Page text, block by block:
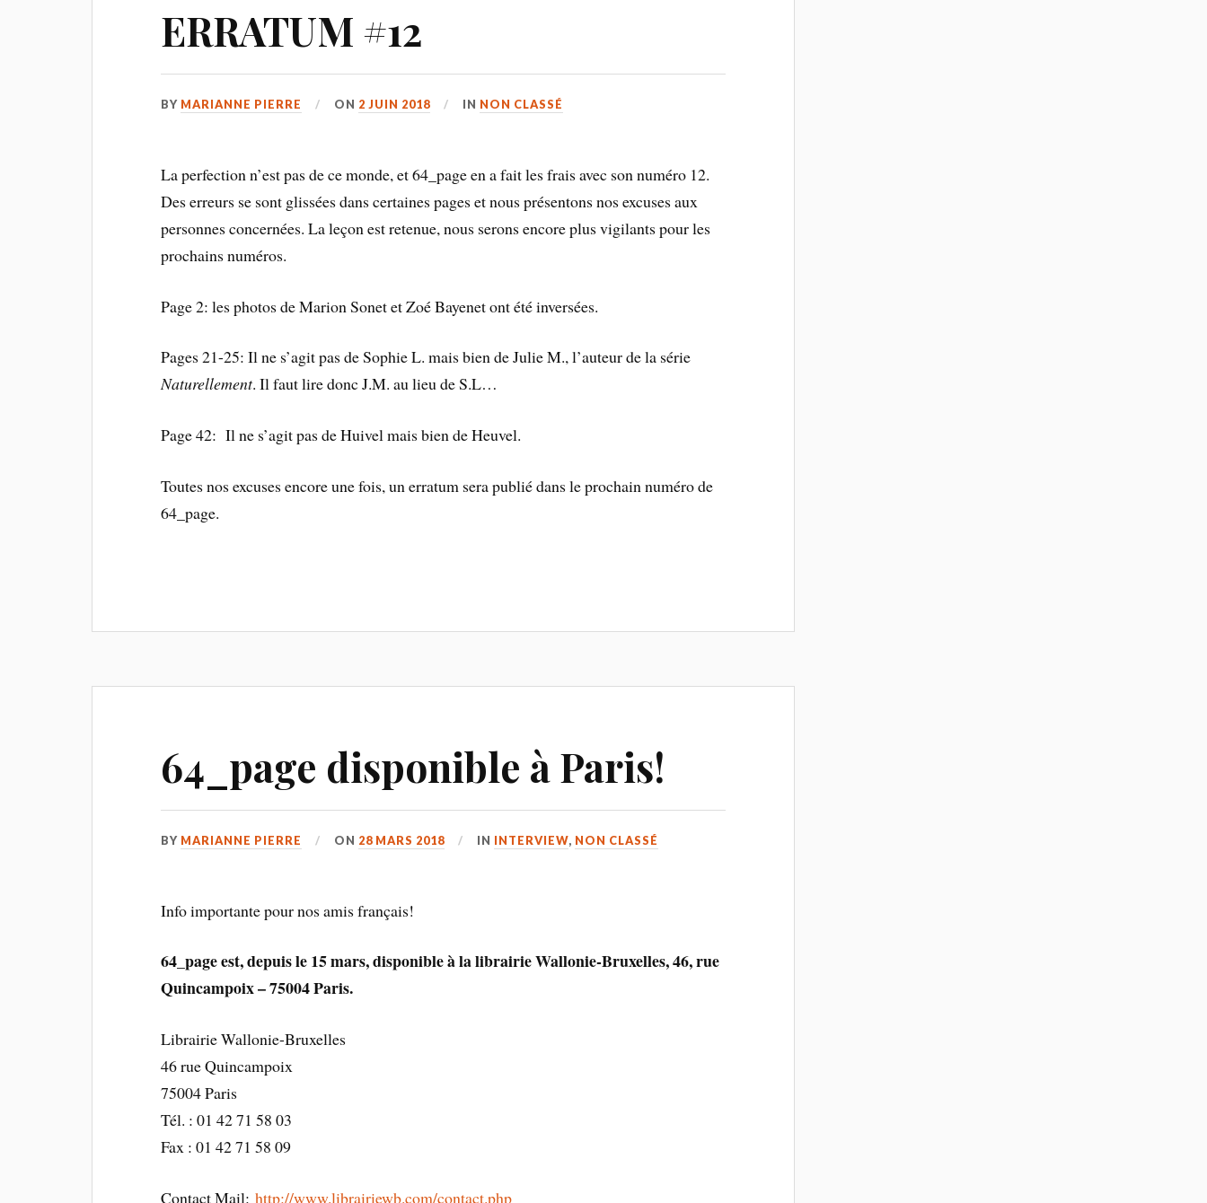
ERRATUM #12
BY MARIANNE PIERRE ON 2 JUIN 2018 IN NON CLASSÉ
La perfection n’est pas de ce monde, et 64_page en a fait les frais avec son numéro 12.
Des erreurs se sont glissées dans certaines pages et nous présentons nos excuses aux
personnes concernées. La leçon est retenue, nous serons encore plus vigilants pour les
prochains numéros.
Page 2: les photos de Marion Sonet et Zoé Bayenet ont été inversées.
Pages 21-25: Il ne s’agit pas de Sophie L. mais bien de Julie M., l’auteur de la série
Naturellement. Il faut lire donc J.M. au lieu de S.L…
Page 42: Il ne s’agit pas de Huivel mais bien de Heuvel.
Toutes nos excuses encore une fois, un erratum sera publié dans le prochain numéro de
64_page.
64_page disponible à Paris!
BY MARIANNE PIERRE ON 28 MARS 2018 IN INTERVIEW, NON CLASSÉ
Info importante pour nos amis français!
64_page est, depuis le 15 mars, disponible à la librairie Wallonie-Bruxelles, 46, rue
Quincampoix – 75004 Paris.
Librairie Wallonie-Bruxelles
46 rue Quincampoix
75004 Paris
Tél. : 01 42 71 58 03
Fax : 01 42 71 58 09
Contact Mail:http://www.librairiewb.com/contact.php